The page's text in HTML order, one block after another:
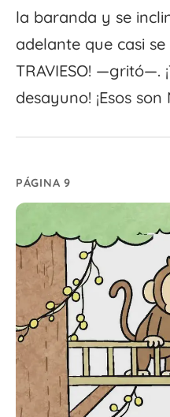
la baranda y se
adelante que casi se
TRAVIESO! —gritó—.
desayuno! ¡Esos son
PÁGINA 9